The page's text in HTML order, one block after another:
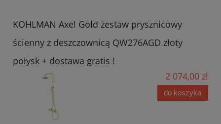
KOHLMAN Axel Gold zestaw prysznicowy
ścienny z deszczownicą QW276AGD złoty
połysk + dostawa gratis !
2 074,00 zł
do koszyka